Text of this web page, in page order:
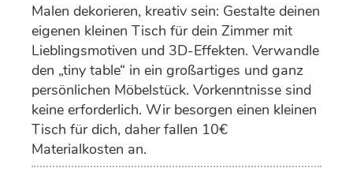
Malen dekorieren, kreativ sein: Gestalte deinen
eigenen kleinen Tisch für dein Zimmer mit
Lieblingsmotiven und 3D-Effekten. Verwandle
den „tiny table“ in ein großartiges und ganz
persönlichen Möbelstück. Vorkenntnisse sind
keine erforderlich. Wir besorgen einen kleinen
Tisch für dich, daher fallen 10€
Materialkosten an.